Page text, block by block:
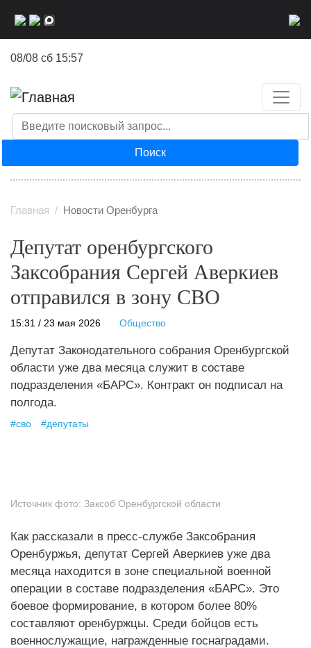
08/08 сб 15:57
Поиск
Главная Новости Оренбурга
Депутат оренбургского
Заксобрания Сергей Аверкиев
отправился в зону СВО
15:31 / 23 мая 2026 Общество
Депутат Законодательного собрания Оренбургской
области уже два месяца служит в составе
подразделения «БАРС». Контракт он подписал на
полгода.
#сво #депутаты
Источник фото: Заксоб Оренбургской области
Как рассказали в пресс-службе Заксобрания
Оренбуржья, депутат Сергей Аверкиев уже два
месяца находится в зоне специальной военной
операции в составе подразделения «БАРС». Это
боевое формирование, в котором более 80%
составляют оренбуржцы. Среди бойцов есть
военнослужащие, награжденные госнаградами.